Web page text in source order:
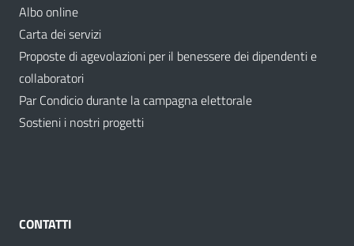
Albo online
Carta dei servizi
Proposte di agevolazioni per il benessere dei dipendenti e
collaboratori
Par Condicio durante la campagna elettorale
Sostieni i nostri progetti
CONTATTI